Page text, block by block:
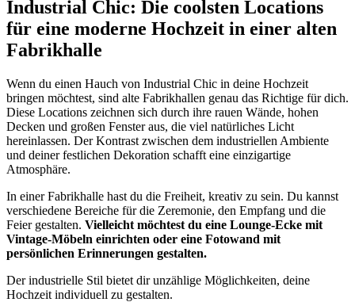
Industrial Chic: Die coolsten Locations
für eine moderne Hochzeit in einer alten
Fabrikhalle
Wenn du einen Hauch von Industrial Chic in deine Hochzeit
bringen möchtest, sind alte Fabrikhallen genau das Richtige für dich.
Diese Locations zeichnen sich durch ihre rauen Wände, hohen
Decken und großen Fenster aus, die viel natürliches Licht
hereinlassen. Der Kontrast zwischen dem industriellen Ambiente
und deiner festlichen Dekoration schafft eine einzigartige
Atmosphäre.
In einer Fabrikhalle hast du die Freiheit, kreativ zu sein. Du kannst
verschiedene Bereiche für die Zeremonie, den Empfang und die
Feier gestalten. Vielleicht möchtest du eine Lounge-Ecke mit
Vintage-Möbeln einrichten oder eine Fotowand mit
persönlichen Erinnerungen gestalten.
Der industrielle Stil bietet dir unzählige Möglichkeiten, deine
Hochzeit individuell zu gestalten.